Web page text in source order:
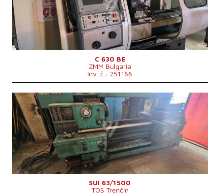
Točný průměr
630 mm
Točná délka
1000 mm
Šikmé lože
ne
Vrtání vřetene
103 mm
Revolverová hlava
ano
Oběžný průměr nad suportem430 mm
C 630 BE
ZMM Bulgaria
Inv. č.: 251166
Rok výroby:
Řídící systém
ne
Točný průměr
630 mm
Točná délka
1500 mm
Šikmé lože
ne
Vrtání vřetene
71 mm
Revolverová hlava
ano
Počet pozic v zásobníku nástrojů8
Otáčky vřetene
0 - 2240 /min.
Výkon hlavního elektromotoru
30 kW
Oběžný průměr nad suportem
350 mm
SUI 63/1500
TOS Trenčín